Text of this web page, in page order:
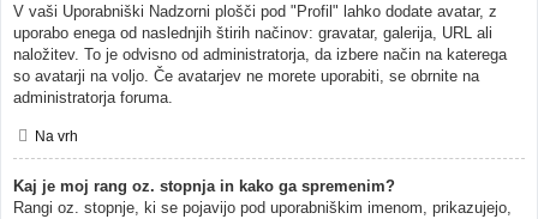
V vaši Uporabniški Nadzorni plošči pod "Profil" lahko dodate avatar, z
uporabo enega od naslednjih štirih načinov: gravatar, galerija, URL ali
naložitev. To je odvisno od administratorja, da izbere način na katerega
so avatarji na voljo. Če avatarjev ne morete uporabiti, se obrnite na
administratorja foruma.
Na vrh
Kaj je moj rang oz. stopnja in kako ga spremenim?
Rangi oz. stopnje, ki se pojavijo pod uporabniškim imenom, prikazujejo,